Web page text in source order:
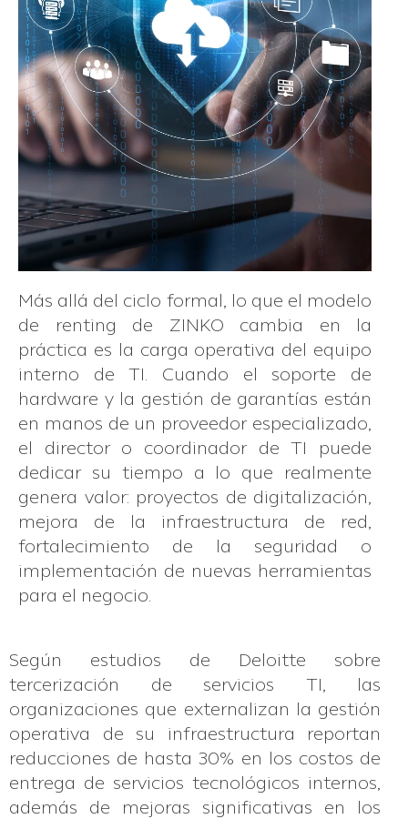
Más allá del ciclo formal, lo que el modelo
de renting de ZINKO cambia en la
práctica es la carga operativa del equipo
interno de TI. Cuando el soporte de
hardware y la gestión de garantías están
en manos de un proveedor especializado,
el director o coordinador de TI puede
dedicar su tiempo a lo que realmente
genera valor: proyectos de digitalización,
mejora de la infraestructura de red,
fortalecimiento de la seguridad o
implementación de nuevas herramientas
para el negocio.
Según estudios de Deloitte sobre
tercerización de servicios TI, las
organizaciones que externalizan la gestión
operativa de su infraestructura reportan
reducciones de hasta 30% en los costos de
entrega de servicios tecnológicos internos,
además de mejoras significativas en los